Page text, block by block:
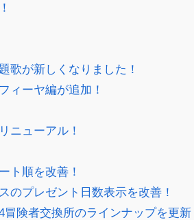
歌が新しくなりました！
ィーヤ編が追加！
ニューアル！
ト順を改善！
のプレゼント日数表示を改善！
険者交換所のラインナップを更新